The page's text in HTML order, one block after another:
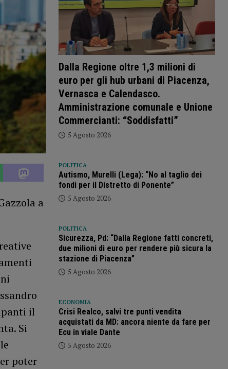
a
il
Si
poter
Dalla Regione oltre 1,3 milioni di
euro per gli hub urbani di Piacenza,
Vernasca e Calendasco.
Amministrazione comunale e Unione
Commercianti: “Soddisfatti”
5 Agosto 2026
POLITICA
Autismo, Murelli (Lega): “No al taglio dei
fondi per il Distretto di Ponente”
5 Agosto 2026
POLITICA
Sicurezza, Pd: “Dalla Regione fatti concreti,
due milioni di euro per rendere più sicura la
stazione di Piacenza”
5 Agosto 2026
ECONOMIA
Crisi Realco, salvi tre punti vendita
acquistati da MD: ancora niente da fare per
Ecu in viale Dante
5 Agosto 2026